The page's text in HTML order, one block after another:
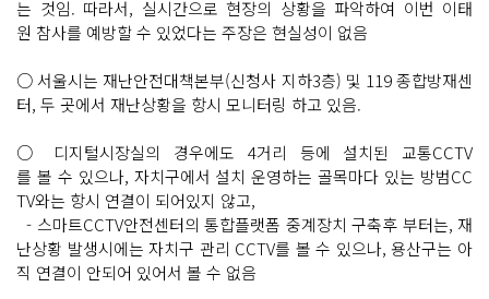
는 것임. 따라서, 실시간으로 현장의 상황을 파악하여 이번 이태
원 참사를 예방할 수 있었다는 주장은 현실성이 없음
○ 서울시는 재난안전대책본부(신청사 지하3층) 및 119 종합방재센
터, 두 곳에서 재난상황을 항시 모니터링 하고 있음.
○ 디지털시장실의 경우에도 4거리 등에 설치된 교통CCTV
를 볼 수 있으나, 자치구에서 설치 운영하는 골목마다 있는 방범CC
TV와는 항시 연결이 되어있지 않고,
- 스마트CCTV안전센터의 통합플랫폼 중계장치 구축후 부터는, 재
난상황 발생시에는 자치구 관리 CCTV를 볼 수 있으나, 용산구는 아
직 연결이 안되어 있어서 볼 수 없음